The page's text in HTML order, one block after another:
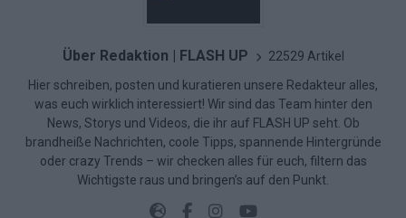
Über Redaktion | FLASH UP 22529 Artikel
Hier schreiben, posten und kuratieren unsere Redakteur alles,
was euch wirklich interessiert! Wir sind das Team hinter den
News, Storys und Videos, die ihr auf FLASH UP seht. Ob
brandheiße Nachrichten, coole Tipps, spannende Hintergründe
oder crazy Trends – wir checken alles für euch, filtern das
Wichtigste raus und bringen’s auf den Punkt.